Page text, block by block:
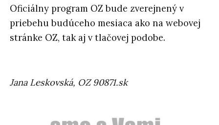
Oficiálny program OZ bude zverejnený v
priebehu budúceho mesiaca ako na webovej
stránke OZ, tak aj v tlačovej podobe.
Jana Leskovská, OZ 90871.sk